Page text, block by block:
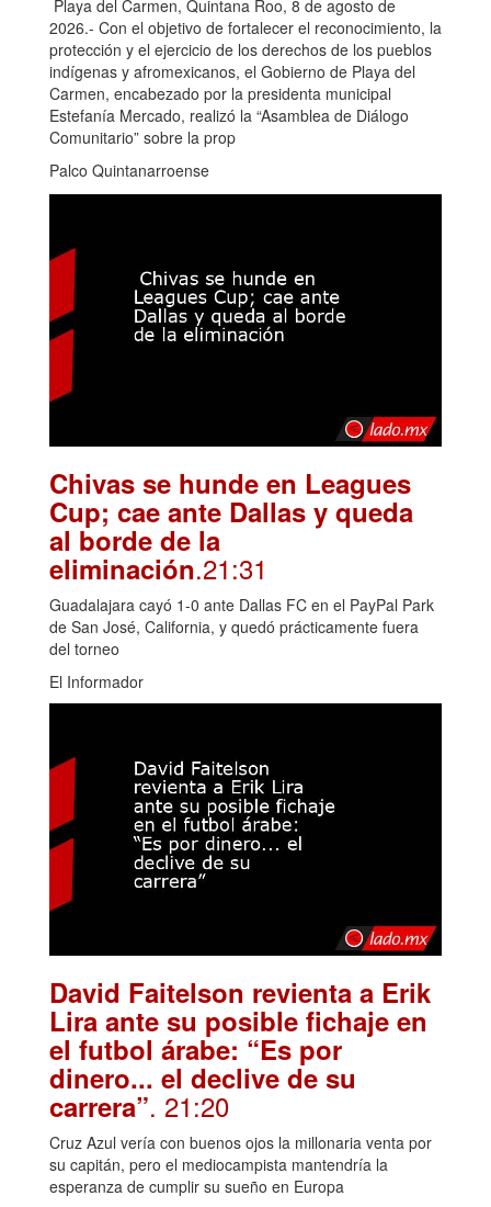
Playa del Carmen, Quintana Roo, 8 de agosto de
2026.- Con el objetivo de fortalecer el reconocimiento, la
protección y el ejercicio de los derechos de los pueblos
indígenas y afromexicanos, el Gobierno de Playa del
Carmen, encabezado por la presidenta municipal
Estefanía Mercado, realizó la “Asamblea de Diálogo
Comunitario” sobre la prop
Palco Quintanarroense
Chivas se hunde en Leagues
Cup; cae ante Dallas y queda
al borde de la
eliminación.21:31
Guadalajara cayó 1-0 ante Dallas FC en el PayPal Park
de San José, California, y quedó prácticamente fuera
del torneo
El Informador
David Faitelson revienta a Erik
Lira ante su posible fichaje en
el futbol árabe: “Es por
dinero... el declive de su
carrera”. 21:20
Cruz Azul vería con buenos ojos la millonaria venta por
su capitán, pero el mediocampista mantendría la
esperanza de cumplir su sueño en Europa